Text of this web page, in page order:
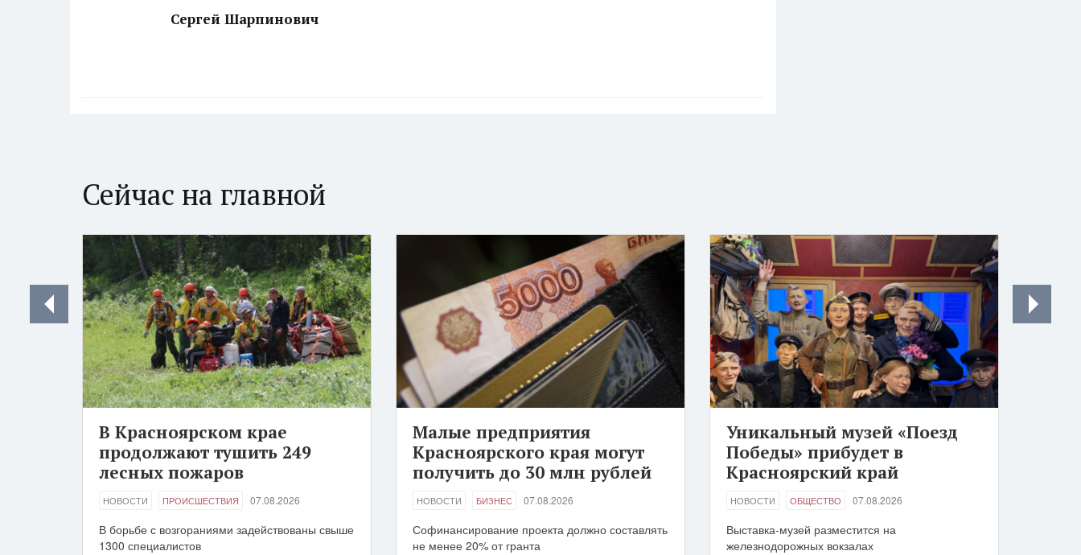
Сергей Шарпинович
Сейчас на главной
В Красноярском крае
продолжают тушить 249
лесных пожаров
НОВОСТИ ПРОИСШЕСТВИЯ 07.08.2026
В борьбе с возгораниями задействованы свыше
1300 специалистов
Малые предприятия
Красноярского края могут
получить до 30 млн рублей
НОВОСТИ БИЗНЕС 07.08.2026
Софинансирование проекта должно составлять
не менее 20% от гранта
Уникальный музей «Поезд
Победы» прибудет в
Красноярский край
НОВОСТИ ОБЩЕСТВО 07.08.2026
Выставка-музей разместится на
железнодорожных вокзалах